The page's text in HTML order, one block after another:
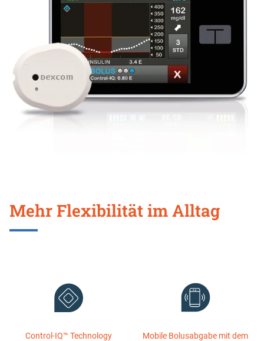
Mehr Flexibilität im Alltag
Control-IQ™ Technology
Mobile Bolusabgabe mit dem